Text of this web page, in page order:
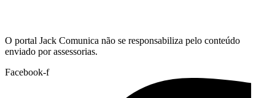
O portal Jack Comunica não se responsabiliza pelo conteúdo
enviado por assessorias.
Facebook-f